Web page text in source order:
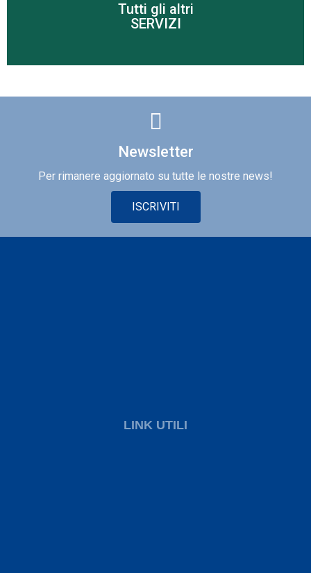
Tutti gli altri
SERVIZI
Scopri di più
Newsletter
Per rimanere aggiornato su tutte le nostre news!
ISCRIVITI
LINK UTILI